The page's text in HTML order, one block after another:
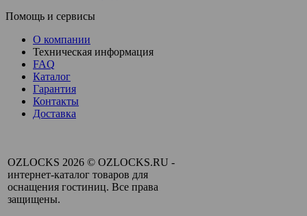
Помощь и сервисы
О компании
Техническая информация
FAQ
Каталог
Гарантия
Контакты
Доставка
OZLOCKS 2026 © OZLOCKS.RU -
интернет-каталог товаров для
оснащения гостиниц. Все права
защищены.